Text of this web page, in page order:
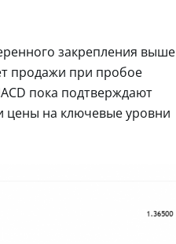
закрепления выше
продажи при пробое
пока подтверждают
цены на ключевые уровни